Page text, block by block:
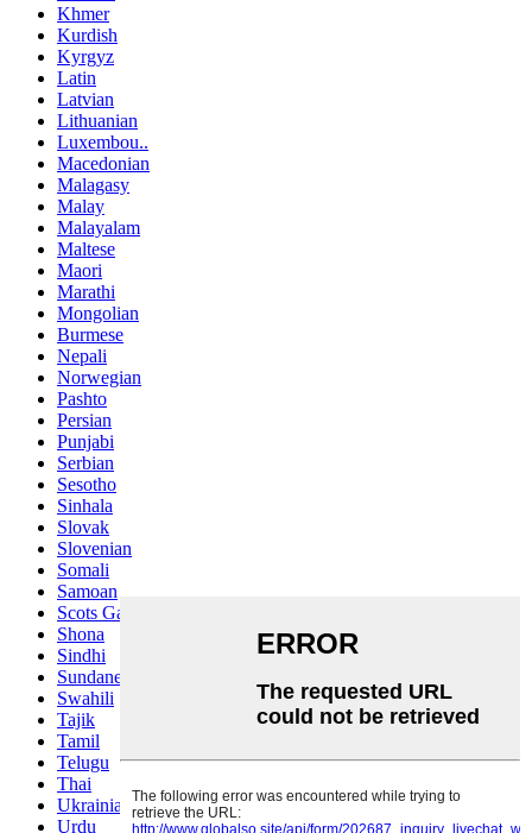
Khmer
Kurdish
Kyrgyz
Latin
Latvian
Lithuanian
Luxembou..
Macedonian
Malagasy
Malay
Malayalam
Maltese
Maori
Marathi
Mongolian
Burmese
Nepali
Norwegian
Pashto
Persian
Punjabi
Serbian
Sesotho
Sinhala
Slovak
Slovenian
Somali
Samoan
Scots Gaelic
Shona
Sindhi
Sundanese
Swahili
Tajik
Tamil
Telugu
Thai
Ukrainian
Urdu